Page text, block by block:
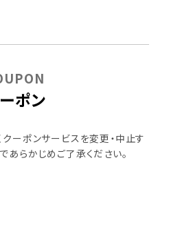
ポン
ーポンサービスを変更・中止す
あらかじめご了承ください。